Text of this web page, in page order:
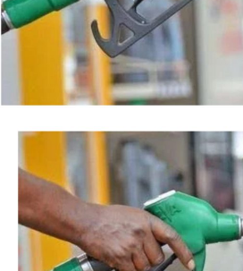
Tinubu reiterated his long-
anti-corruption and law
out their statutory
interference, stressing that he
refrained from directing the
office.
He said, “since assuming office, I
maintained that anti-corruption
agencies must be allowed to
responsibilities independently,
fear or favour, or political